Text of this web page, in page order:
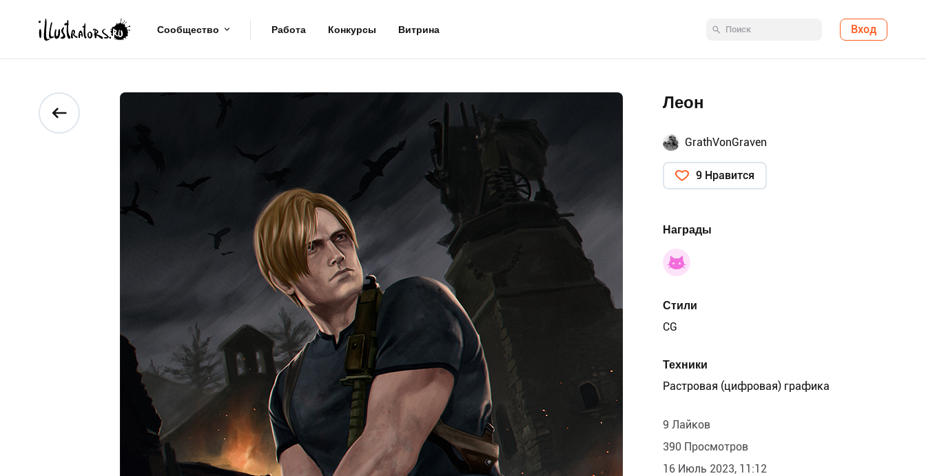
Сообщество Работа Конкурсы Витрина Вход
Леон
GrathVonGraven
9 Нравится
Награды
Стили
CG
Техники
Растровая (цифровая) графика
9 Лайков
390 Просмотров
16 Июль 2023, 11:12